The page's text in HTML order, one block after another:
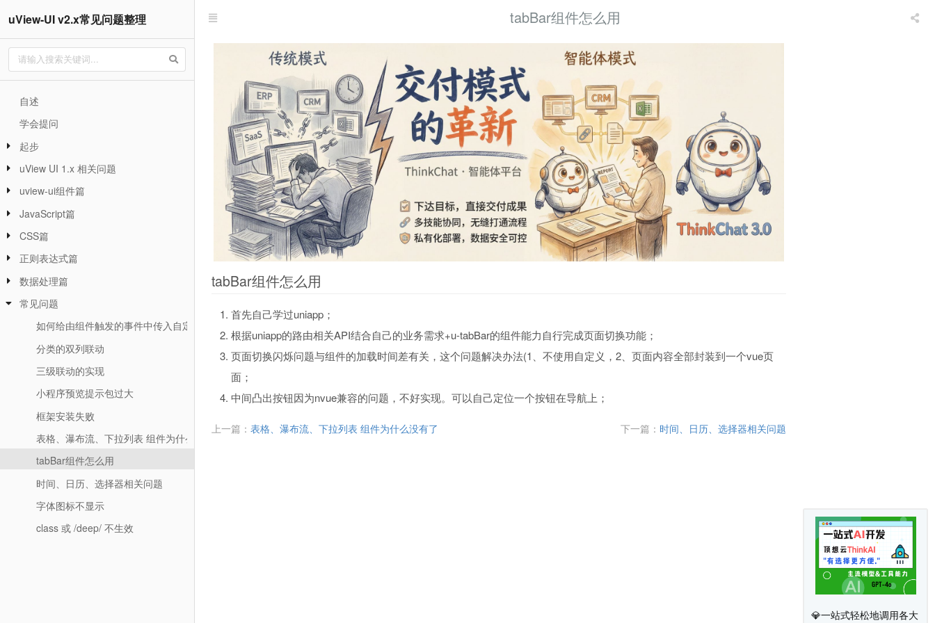
💎一站式轻松地调用各大
uView-UI v2.x常见问题整理
自述
学会提问
起步
uView UI 1.x 相关问题
uview-ui组件篇
JavaScript篇
CSS篇
正则表达式篇
数据处理篇
常见问题
如何给由组件触发的事件中传入自定义的参数
分类的双列联动
三级联动的实现
小程序预览提示包过大
框架安装失败
表格、瀑布流、下拉列表 组件为什么没有了
tabBar组件怎么用
时间、日历、选择器相关问题
字体图标不显示
class 或 /deep/ 不生效
tabBar组件怎么用
tabBar组件怎么用
首先自己学过uniapp；
根据uniapp的路由相关API结合自己的业务需求+u-tabBar的组件能力自行完成页面切换功能；
页面切换闪烁问题与组件的加载时间差有关，这个问题解决办法(1、不使用自定义，2、页面内容全部封装到一个vue页
面；
中间凸出按钮因为nvue兼容的问题，不好实现。可以自己定位一个按钮在导航上；
上一篇： 表格、瀑布流、下拉列表 组件为什么没有了 下一篇： 时间、日历、选择器相关问题